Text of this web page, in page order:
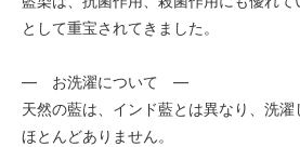
として重宝されてきました。
― お洗濯について ―
天然の藍は、インド藍とは異なり、洗
ほとんどありません。